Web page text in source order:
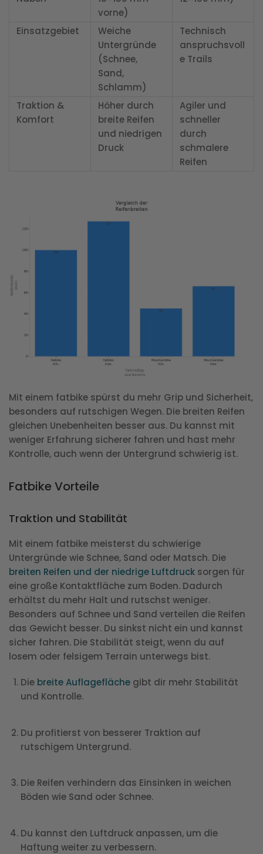
vorne)
Einsatzgebiet
Weiche
Untergründe
(Schnee,
Sand,
Schlamm)
Technisch
anspruchsvoll
e Trails
Traktion &
Komfort
Höher durch
breite Reifen
und niedrigen
Druck
Agiler und
schneller
durch
schmalere
Reifen
Mit einem fatbike spürst du mehr Grip und Sicherheit,
besonders auf rutschigen Wegen. Die breiten Reifen
gleichen Unebenheiten besser aus. Du kannst mit
weniger Erfahrung sicherer fahren und hast mehr
Kontrolle, auch wenn der Untergrund schwierig ist.
Fatbike Vorteile
Traktion und Stabilität
Mit einem fatbike meisterst du schwierige
Untergründe wie Schnee, Sand oder Matsch. Die
breiten Reifen und der niedrige Luftdruck sorgen für
eine große Kontaktfläche zum Boden. Dadurch
erhältst du mehr Halt und rutschst weniger.
Besonders auf Schnee und Sand verteilen die Reifen
das Gewicht besser. Du sinkst nicht ein und kannst
sicher fahren. Die Stabilität steigt, wenn du auf
losem oder felsigem Terrain unterwegs bist.
Die breite Auflagefläche gibt dir mehr Stabilität
und Kontrolle.
Du profitierst von besserer Traktion auf
rutschigem Untergrund.
Die Reifen verhindern das Einsinken in weichen
Böden wie Sand oder Schnee.
Du kannst den Luftdruck anpassen, um die
Haftung weiter zu verbessern.